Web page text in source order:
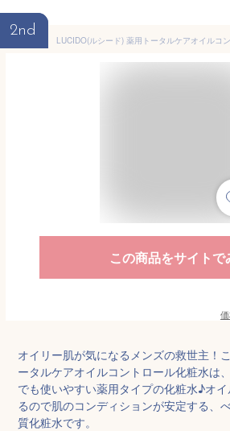
2nd
この商品をサイトで
オイリー肌が気になるメンズの救世主！
ータルケアオイルコントロール化粧水は
でも使いやすい薬用タイプの化粧水♪オ
るので肌のコンディションが安定する、
質化粧水です。